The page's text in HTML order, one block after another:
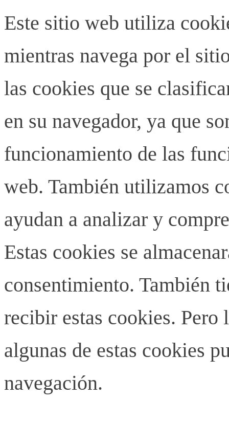
Este sitio web utiliza
mientras navega por el
las cookies que se
en su navegador, ya que
funcionamiento de las
web. También utilizamos
ayudan a analizar y
Estas cookies se
consentimiento. También
recibir estas cookies.
algunas de estas cookies
navegación.